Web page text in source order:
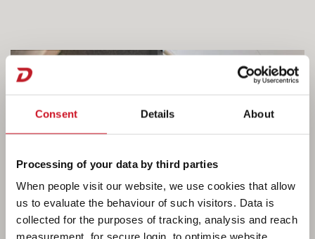
Consent Details About
Processing of your data by third parties
When people visit our website, we use cookies that allow
us to evaluate the behaviour of such visitors. Data is
collected for the purposes of tracking, analysis and reach
measurement, for secure login, to optimise website